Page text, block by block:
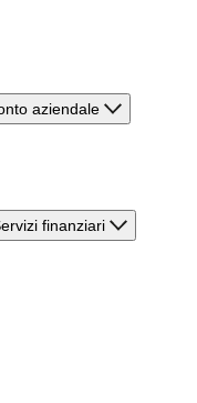
aziendale
finanziari